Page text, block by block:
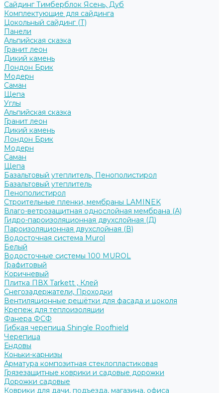
Сайдинг Тимберблок Ясень, Дуб
Комплектующие для сайдинга
Цокольный сайдинг (Т)
Панели
Альпийская сказка
Гранит леон
Дикий камень
Лондон Брик
Модерн
Саман
Щепа
Углы
Альпийская сказка
Гранит леон
Дикий камень
Лондон Брик
Модерн
Саман
Щепа
Базальтовый утеплитель, Пенополистирол
Базальтовый утеплитель
Пенополистирол
Строительные пленки, мембраны LAMINEK
Влаго-ветрозащитная однослойная мембрана (А)
Гидро-пароизоляционная двухслойная (Д)
Пароизоляционная двухслойная (В)
Водосточная система Murol
Белый
Водосточные системы 100 MUROL
Графитовый
Коричневый
Плитка ПВХ Tarkett , Клей
Снегозадержатели, Проходки
Вентиляционные решётки для фасада и цоколя
Крепеж для теплоизоляции
Фанера ФСФ
Гибкая черепица Shingle Roofhield
Черепица
Ендовы
Коньки-карнизы
Арматура композитная стеклопластиковая
Грязезащитные коврики и садовые дорожки
Дорожки садовые
Коврики для дачи, подъезда, магазина, офиса